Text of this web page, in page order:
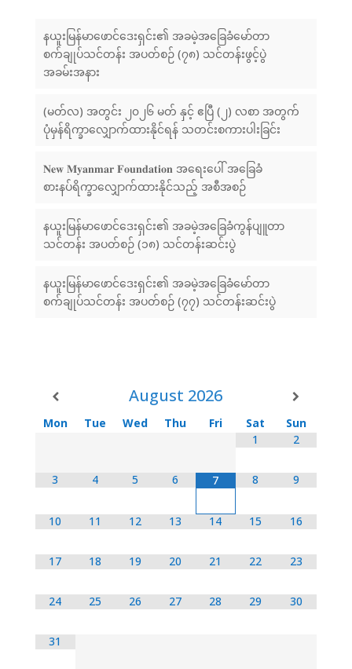
နယူးမြန်မာဖောင်ဒေးရှင်း၏ အခမဲ့အခြေခံမော်တာ
စက်ချုပ်သင်တန်း အပတ်စဉ် (၇၈) သင်တန်းဖွင့်ပွဲ
အခမ်းအနား
(မတ်လ) အတွင်း ၂၀၂၆ မတ် နှင့် ဧပြီ (၂) လစာ အတွက်
ပုံမှန်ရိက္ခာလျှောက်ထားနိုင်ရန် သတင်းစကားပါးခြင်း
𝐍𝐞𝐰 𝐌𝐲𝐚𝐧𝐦𝐚𝐫 𝐅𝐨𝐮𝐧𝐝𝐚𝐭𝐢𝐨𝐧 အရေးပေါ် အခြေခံ
စားနပ်ရိက္ခာလျှောက်ထားနိုင်သည့် အစီအစဉ်
နယူးမြန်မာဖောင်ဒေးရှင်း၏ အခမဲ့အခြေခံကွန်ပျူတာ
သင်တန်း အပတ်စဉ် (၁၈) သင်တန်းဆင်းပွဲ
နယူးမြန်မာဖောင်ဒေးရှင်း၏ အခမဲ့အခြေခံမော်တာ
စက်ချုပ်သင်တန်း အပတ်စဉ် (၇၇) သင်တန်းဆင်းပွဲ
August 2026
Mon Tue Wed Thu Fri Sat
Sun
1
2
3 4 5 6 7 8 9
10 11 12 13 14 15 16
17 18 19 20 21 22 23
24 25 26 27 28 29 30
31